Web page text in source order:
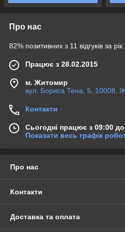
Про нас
82% позитивних з 11 відгуків за рік
Працює з 28.02.2015
м. Житомир
вул. Бориса Тена, 5, 10008,
Контакти
Сьогодні працює з 09:00
Показати весь графік
Про нас
Контакти
Доставка та оплата